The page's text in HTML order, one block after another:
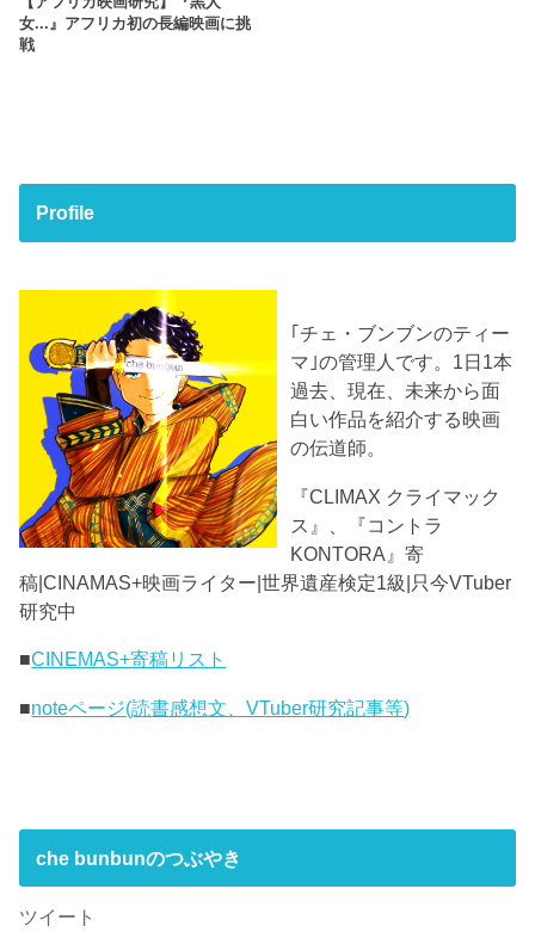
女...』アフリカ初の長編映画に挑
戦
Profile
｢チェ・ブンブンのティー
マ｣の管理人です。1日1本
過去、現在、未来から面
白い作品を紹介する映画
の伝道師。
『CLIMAX クライマック
ス』、『コントラ
KONTORA』寄
稿|CINAMAS+映画ライター|世界遺産検定1級|只今VTuber
研究中
■CINEMAS+寄稿リスト
■noteページ(読書感想文、VTuber研究記事等)
che bunbunのつぶやき
ツイート